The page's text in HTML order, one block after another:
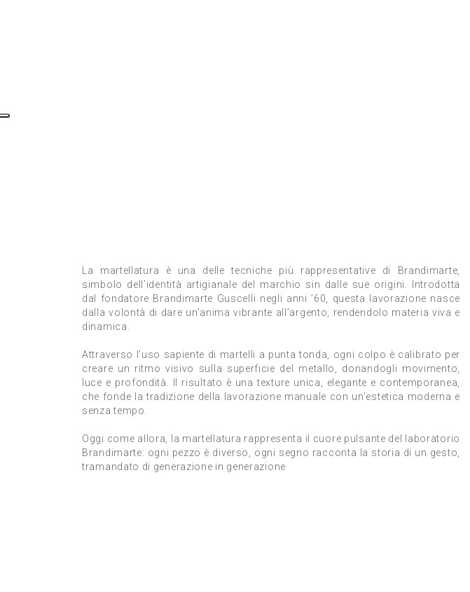
La martellatura è una delle tecniche più rappresentative di Brandimarte,
simbolo dell’identità artigianale del marchio sin dalle sue origini. Introdotta
dal fondatore Brandimarte Guscelli negli anni ’60, questa lavorazione nasce
dalla volontà di dare un’anima vibrante all’argento, rendendolo materia viva e
dinamica.
Attraverso l’uso sapiente di martelli a punta tonda, ogni colpo è calibrato per
creare un ritmo visivo sulla superficie del metallo, donandogli movimento,
luce e profondità. Il risultato è una texture unica, elegante e contemporanea,
che fonde la tradizione della lavorazione manuale con un’estetica moderna e
senza tempo.
Oggi come allora, la martellatura rappresenta il cuore pulsante del laboratorio
Brandimarte: ogni pezzo è diverso, ogni segno racconta la storia di un gesto,
tramandato di generazione in generazione